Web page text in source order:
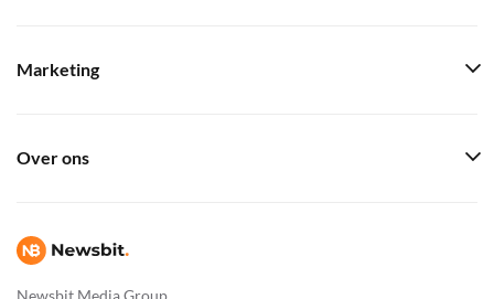
Newsbit Media Group
Marketing
Over ons